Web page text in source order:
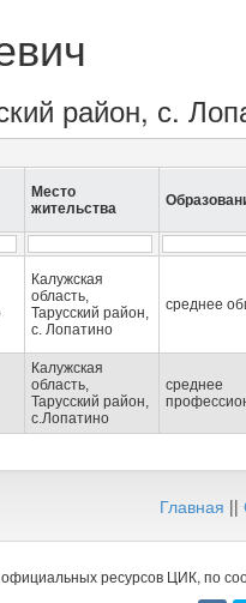
район, с.
Место
жительства
Калужская
область,
Тарусский район,
с. Лопатино
среднее
Калужская
область,
Тарусский район,
с.Лопатино
среднее
Главная ||
ресурсов ЦИК, по